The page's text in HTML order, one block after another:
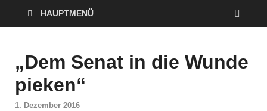
HAUPTMENÜ
„Dem Senat in die Wunde
pieken“
1. Dezember 2016